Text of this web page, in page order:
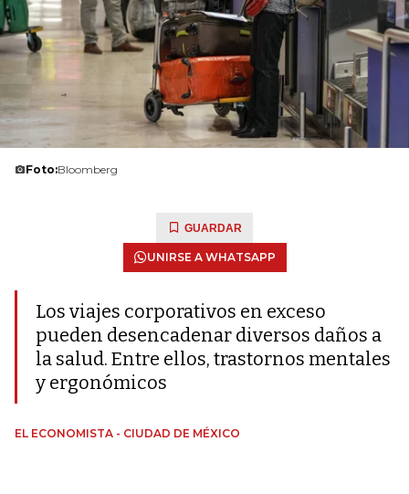
Foto:Bloomberg
GUARDAR
UNIRSE A WHATSAPP
Los viajes corporativos en exceso
pueden desencadenar diversos daños a
la salud. Entre ellos, trastornos mentales
y ergonómicos
EL ECONOMISTA - CIUDAD DE MÉXICO